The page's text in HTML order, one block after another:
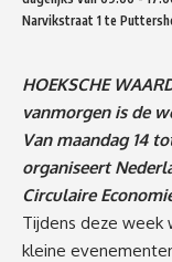
Narvikstraat 1 te
HOEKSCHE
vanmorgen is de
Van maandag 14
organiseert
Circulaire
Tijdens deze week
kleine